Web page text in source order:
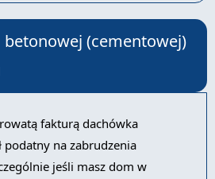
betonowej (cementowej)
fakturą dachówka
podatny na zabrudzenia
jeśli masz dom w